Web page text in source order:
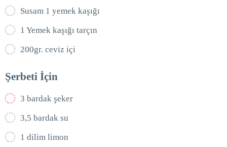
Susam 1 yemek kaşığı
1 Yemek kaşığı tarçın
200gr. ceviz içi
Şerbeti İçin
3 bardak şeker
3,5 bardak su
1 dilim limon